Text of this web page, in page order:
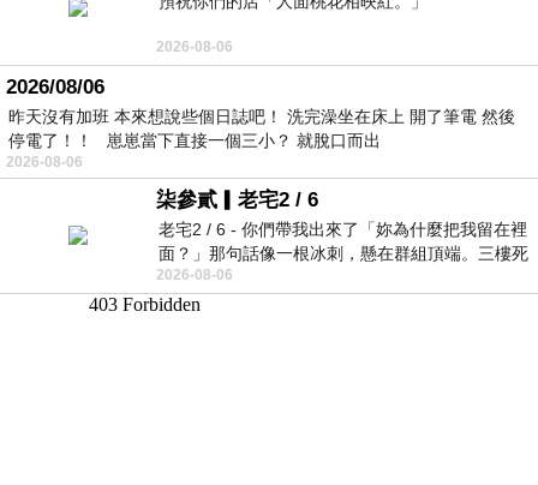
2026-08-06
2026/08/06
昨天沒有加班 本來想說些個日誌吧！ 洗完澡坐在床上 開了筆電 然後
停電了！！ 崽崽當下直接一個三小？ 就脫口而出
2026-08-06
柒參貳▎老宅2 / 6
老宅2 / 6 - 你們帶我出來了「妳為什麼把我留在裡
面？」那句話像一根冰刺，懸在群組頂端。三樓死
死盯著照片裡的人。那個人確實站在
2026-08-06